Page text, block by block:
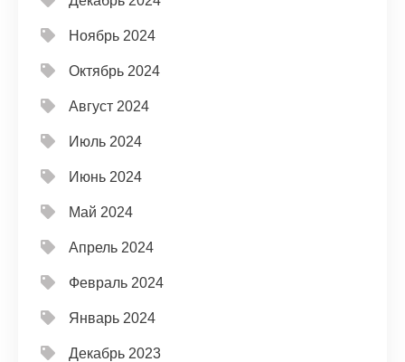
Ноябрь 2024
Октябрь 2024
Август 2024
Июль 2024
Июнь 2024
Май 2024
Апрель 2024
Февраль 2024
Январь 2024
Декабрь 2023